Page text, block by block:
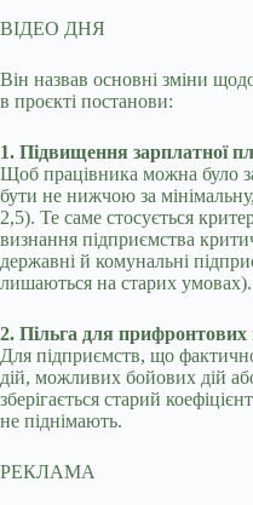
ВІДЕО ДНЯ
Він назвав основні зміни
в проєкті постанови:
1. Підвищення зарплатної
Щоб працівника можна було
бути не нижчою за
2,5). Те саме стосується
визнання підприємства
державні й комунальні
лишаються на старих умовах).
2. Пільга для прифронтових
Для підприємств, що
дій, можливих бойових дій
зберігається старий
не піднімають.
РЕКЛАМА